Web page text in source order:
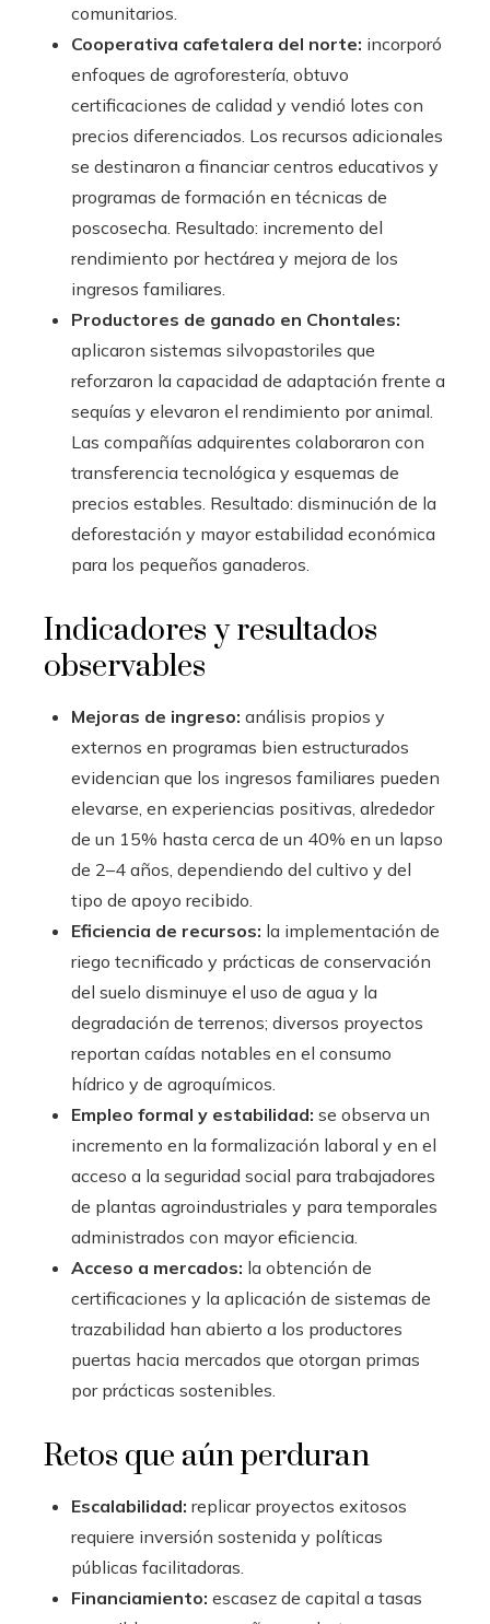
comunitarios.
Cooperativa cafetalera del norte: incorporó
enfoques de agroforestería, obtuvo
certificaciones de calidad y vendió lotes con
precios diferenciados. Los recursos adicionales
se destinaron a financiar centros educativos y
programas de formación en técnicas de
poscosecha. Resultado: incremento del
rendimiento por hectárea y mejora de los
ingresos familiares.
Productores de ganado en Chontales:
aplicaron sistemas silvopastoriles que
reforzaron la capacidad de adaptación frente a
sequías y elevaron el rendimiento por animal.
Las compañías adquirentes colaboraron con
transferencia tecnológica y esquemas de
precios estables. Resultado: disminución de la
deforestación y mayor estabilidad económica
para los pequeños ganaderos.
Indicadores y resultados
observables
Mejoras de ingreso: análisis propios y
externos en programas bien estructurados
evidencian que los ingresos familiares pueden
elevarse, en experiencias positivas, alrededor
de un 15% hasta cerca de un 40% en un lapso
de 2–4 años, dependiendo del cultivo y del
tipo de apoyo recibido.
Eficiencia de recursos: la implementación de
riego tecnificado y prácticas de conservación
del suelo disminuye el uso de agua y la
degradación de terrenos; diversos proyectos
reportan caídas notables en el consumo
hídrico y de agroquímicos.
Empleo formal y estabilidad: se observa un
incremento en la formalización laboral y en el
acceso a la seguridad social para trabajadores
de plantas agroindustriales y para temporales
administrados con mayor eficiencia.
Acceso a mercados: la obtención de
certificaciones y la aplicación de sistemas de
trazabilidad han abierto a los productores
puertas hacia mercados que otorgan primas
por prácticas sostenibles.
Retos que aún perduran
Escalabilidad: replicar proyectos exitosos
requiere inversión sostenida y políticas
públicas facilitadoras.
Financiamiento: escasez de capital a tasas